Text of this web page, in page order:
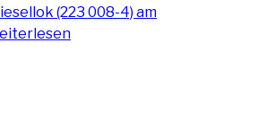
(223 008-4) am